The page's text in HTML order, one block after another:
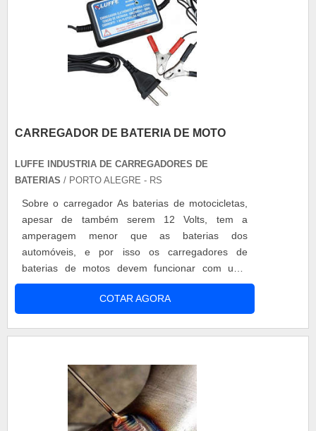
CARREGADOR DE BATERIA DE MOTO
LUFFE INDUSTRIA DE CARREGADORES DE
BATERIAS / PORTO ALEGRE - RS
Sobre o carregador As baterias de motocicletas,
apesar de também serem 12 Volts, tem a
amperagem menor que as baterias dos
automóveis, e por isso os carregadores de
baterias de motos devem funcionar com uma
menor corrente para não danificar a bateria. A
Luffe produz um modelo de carregador de bateria
de moto eletrônico de 12 Volts com corrente de 1
COTAR AGORA